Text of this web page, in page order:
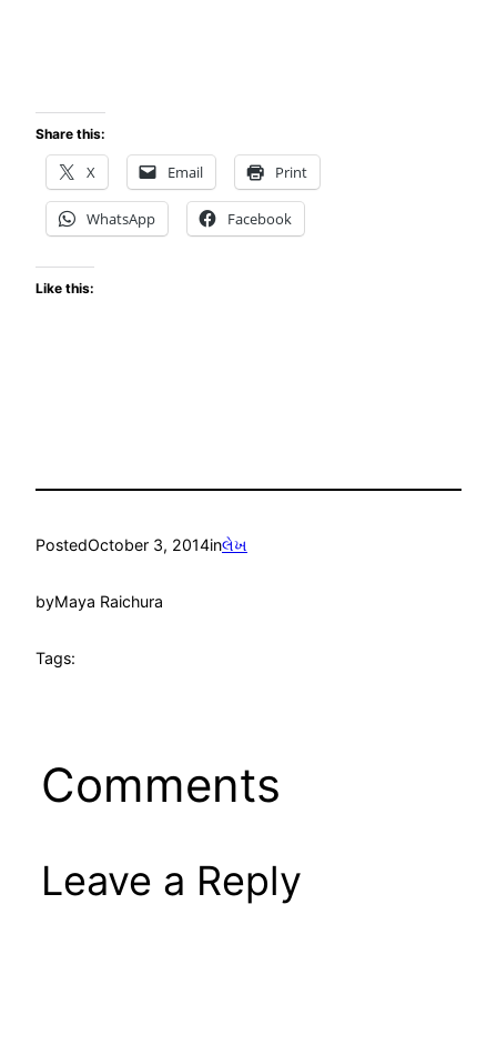
Share this:
X Email Print
WhatsApp Facebook
Like this:
PostedOctober 3, 2014inલેખ
byMaya Raichura
Tags:
Comments
Leave a Reply